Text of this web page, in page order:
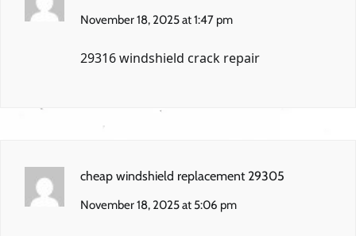
November 18, 2025 at 1:47 pm
29316 windshield crack repair
cheap windshield replacement 29305
November 18, 2025 at 5:06 pm